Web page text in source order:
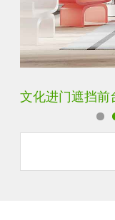
文化进门遮挡前